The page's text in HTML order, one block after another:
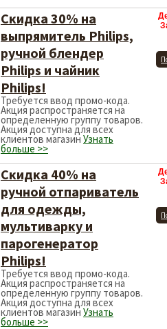
Скидка 30% на
выпрямитель Philips,
ручной блендер
Philips и чайник
Philips!
Требуется ввод промо-кода.
Акция распространяется на
определенную группу товаров.
Акция доступна для всех
клиентов магазин Узнать
больше >>
Скидка 40% на
ручной отпариватель
для одежды,
мультиварку и
парогенератор
Philips!
Требуется ввод промо-кода.
Акция распространяется на
определенную группу товаров.
Акция доступна для всех
клиентов магазин Узнать
больше >>